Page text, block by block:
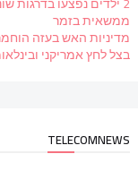
ממשאית בזמר
מדיניות האש בעזה
בצל לחץ אמריקני
TELECOMNEWS